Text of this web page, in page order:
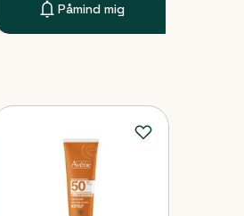
Påmind mig